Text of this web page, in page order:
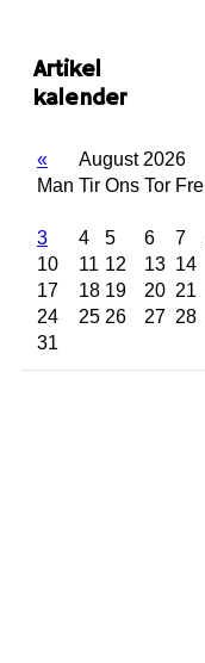
Artikel
kalender
« August 2026
Man Tir Ons Tor Fre
3
4 5 6 7
10
11 12 13 14
17
18 19 20 21
24
25 26 27 28
31